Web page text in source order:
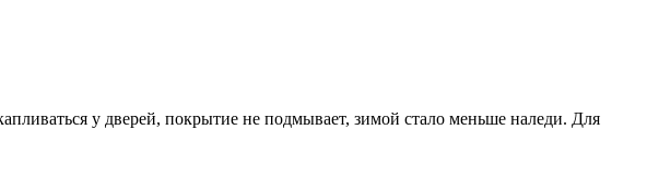
у дверей, покрытие не подмывает, зимой стало меньше наледи. Для